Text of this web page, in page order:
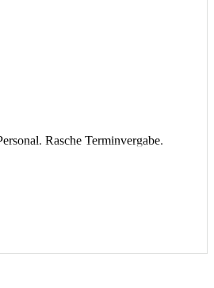
Rasche Terminvergabe.